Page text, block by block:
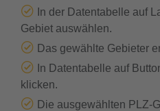
In der Datentabelle auf
Gebiet auswählen.
Das gewählte Gebieter
In Datentabelle auf
klicken.
Die ausgewählten PLZ-